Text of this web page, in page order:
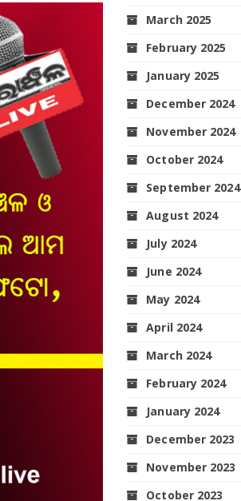
March 2025
February 2025
January 2025
December 2024
November 2024
October 2024
September 2024
August 2024
July 2024
June 2024
May 2024
April 2024
March 2024
February 2024
January 2024
December 2023
November 2023
October 2023